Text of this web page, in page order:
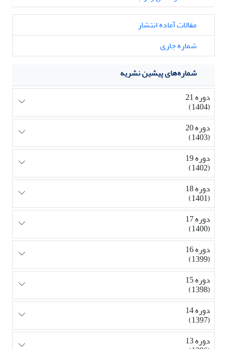
مقالات آماده انتشار
شماره جاری
شماره‌های پیشین نشریه
دوره 21
(1404)
دوره 20
(1403)
دوره 19
(1402)
دوره 18
(1401)
دوره 17
(1400)
دوره 16
(1399)
دوره 15
(1398)
دوره 14
(1397)
دوره 13